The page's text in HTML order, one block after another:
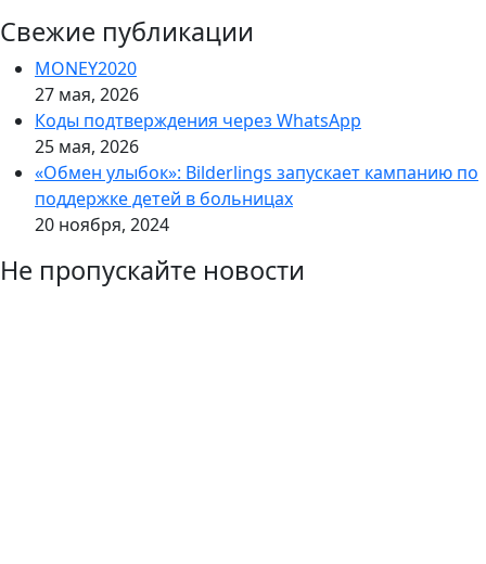
Свежие публикации
MONEY2020
27 мая, 2026
Коды подтверждения через WhatsApp
25 мая, 2026
«Обмен улыбок»: Bilderlings запускает кампанию по
поддержке детей в больницах
20 ноября, 2024
Не пропускайте новости